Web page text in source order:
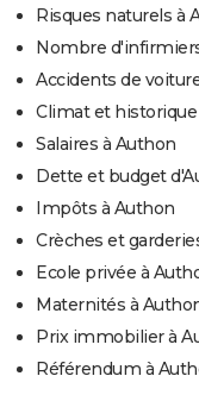
Risques naturels à
Nombre
Accidents de
Climat et
Salaires à Authon
Dette et budget
Impôts à Authon
Crèches et
Ecole privée à
Maternités à
Prix immobilier à
Référendum à